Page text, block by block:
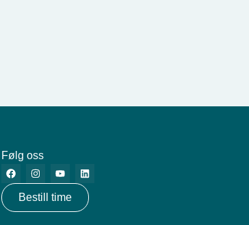
Følg oss
Bestill time